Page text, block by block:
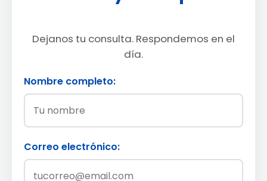
Dejanos tu consulta. Respondemos en el
día.
Nombre completo:
Correo electrónico: